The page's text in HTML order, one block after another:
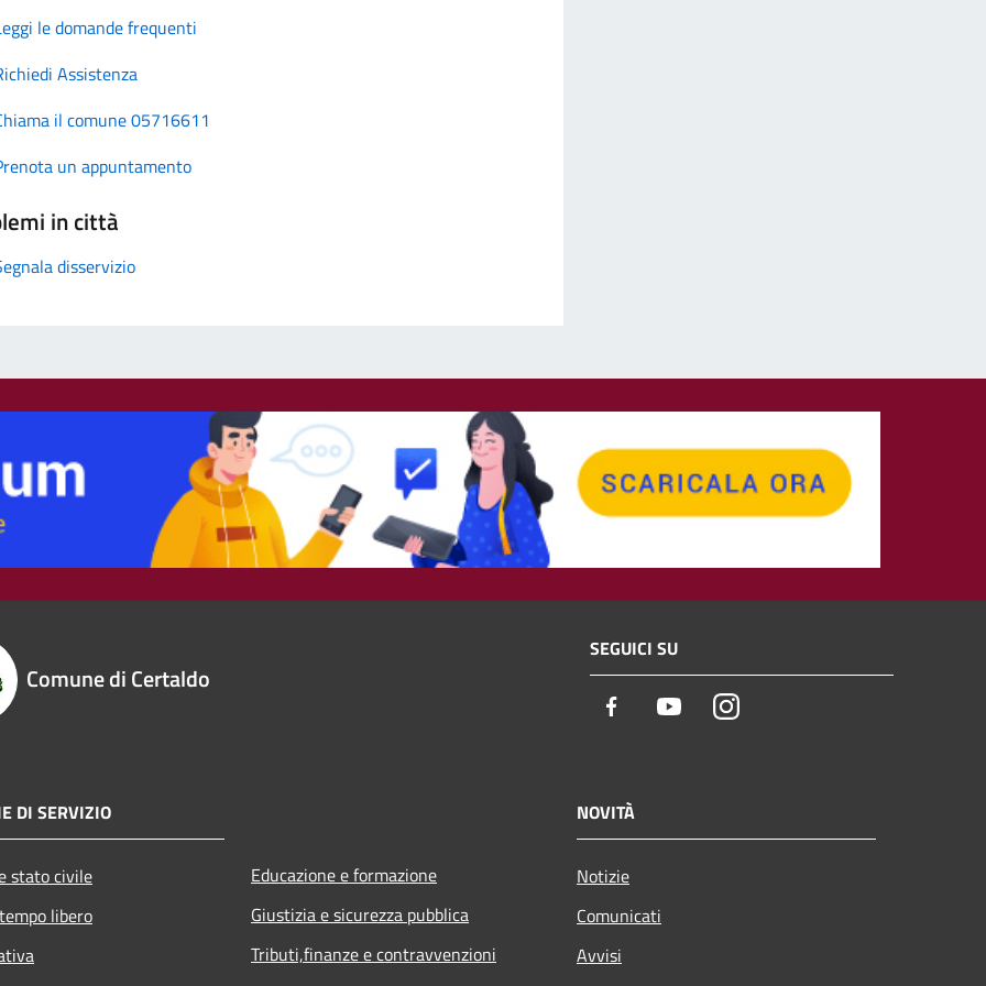
le domande frequenti
Assistenza
il comune 05716611
un appuntamento
in città
disservizio
Comune di Certaldo
SEGUICI SU
Facebook YoutubeInstagram
DI SERVIZIO
stato civile
libero
Educazione e formazione
Giustizia e sicurezza pubblica
Tributi,finanze e contravvenzioni
NOVITÀ
Notizie
Comunicati
Avvisi